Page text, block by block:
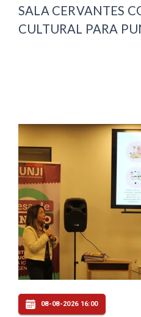
SALA CERVANTES
CULTURAL PARA
08-08-2026 16:00